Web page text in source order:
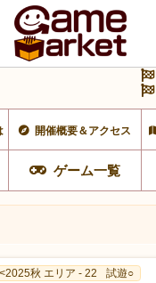
開催概要＆アクセス
ゲーム一覧
<2025秋 エリア - 22 試遊○